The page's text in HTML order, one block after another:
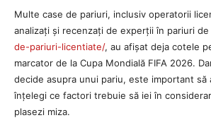
Multe case de pariuri, inclusiv operatorii
analizați și recenzați de experții în pariuri de
de-pariuri-licentiate/, au afișat deja cotele
marcator de la Cupa Mondială FIFA 2026.
decide asupra unui pariu, este important să
înțelegi ce factori trebuie să iei în
plasezi miza.